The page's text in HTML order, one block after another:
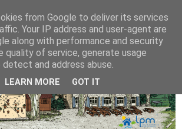
from Google to deliver its services
Your IP address and user-agent are
along with performance and security
quality of service, generate usage
and address abuse.
LEARN MORE GOT IT